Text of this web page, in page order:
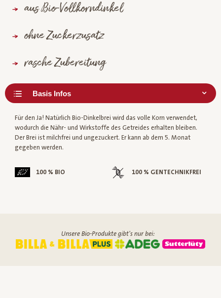
aus Bio-Vollkorndinkel
ohne Zuckerzusatz
rasche Zubereitung
Für den Ja! Natürlich Bio-Dinkelbrei wird das volle Korn verwendet,
wodurch die Nähr- und Wirkstoffe des Getreides erhalten bleiben.
Der Brei ist milchfrei und ungezuckert. Er kann ab dem 5. Monat
gegeben werden.
100 % BIO 100 % GENTECHNIKFREI
Unsere Bio-Produkte gibt's nur bei: